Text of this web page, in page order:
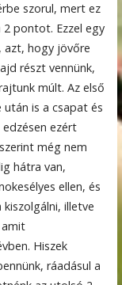
szorul, mert ez
pontot. Ezzel egy
azt, hogy jövőre
részt vennünk,
múlt. Az első
után is a csapat és
ezért
még nem
hátra van,
ellen, és
illetve
amit
Hiszek
ráadásul a